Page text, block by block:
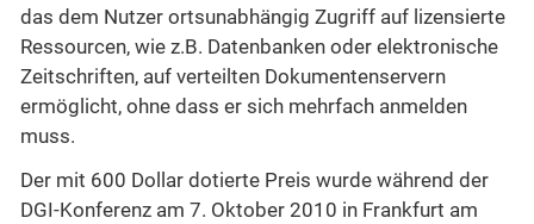
das dem Nutzer ortsunabhängig Zugriff auf lizensierte
Ressourcen, wie z.B. Datenbanken oder elektronische
Zeitschriften, auf verteilten Dokumentenservern
ermöglicht, ohne dass er sich mehrfach anmelden
muss.
Der mit 600 Dollar dotierte Preis wurde während der
DGI-Konferenz am 7. Oktober 2010 in Frankfurt am